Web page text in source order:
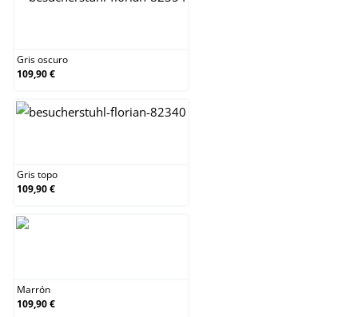
Gris oscuro
109,90 €
Gris topo
109,90 €
Marrón
109,90 €